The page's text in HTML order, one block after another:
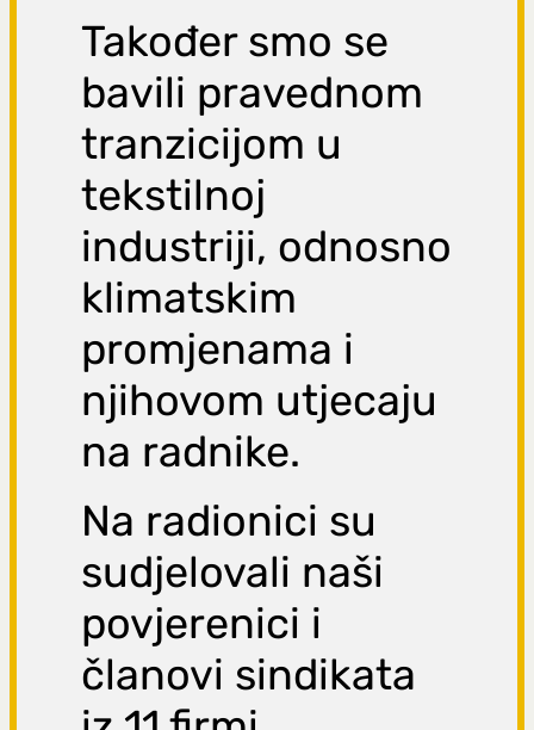
Također smo se
bavili pravednom
tranzicijom u
tekstilnoj
industriji, odnosno
klimatskim
promjenama i
njihovom utjecaju
na radnike.
Na radionici su
sudjelovali naši
povjerenici i
članovi sindikata